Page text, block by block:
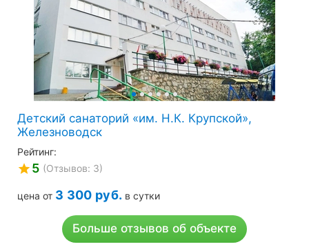
Детский санаторий «им. Н.К. Крупской»,
Железноводск
Рейтинг:
5 (Отзывов: 3)
цена от 3 300 руб. в сутки
Больше отзывов об объекте